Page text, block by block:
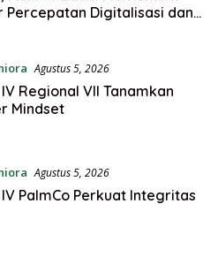
Percepatan Digitalisasi dan
Agustus 5, 2026
IV Regional VII Tanamkan
Mindset
Agustus 5, 2026
IV PalmCo Perkuat Integritas